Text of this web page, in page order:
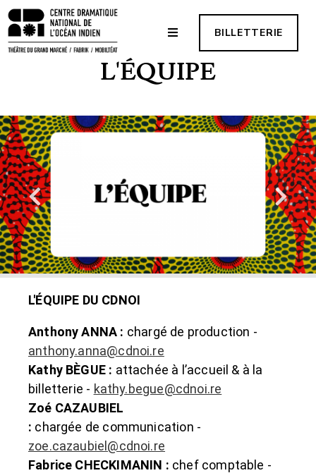
BILLETTERIE
L'ÉQUIPE
L'ÉQUIPE DU CDNOI
Anthony ANNA : chargé de production -
anthony.anna@cdnoi.re
Kathy BÈGUE : attachée à l’accueil & à la
billetterie - kathy.begue@cdnoi.re
Zoé CAZAUBIEL
: chargée de communication -
zoe.cazaubiel@cdnoi.re
Fabrice CHECKIMANIN : chef comptable -